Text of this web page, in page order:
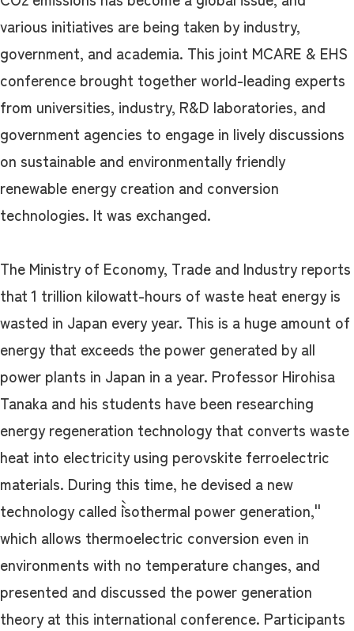
various initiatives are being taken by industry,
government, and academia. This joint MCARE & EHS
conference brought together world-leading experts
from universities, industry, R&D laboratories, and
government agencies to engage in lively discussions
on sustainable and environmentally friendly
renewable energy creation and conversion
technologies. It was exchanged.
The Ministry of Economy, Trade and Industry reports
that 1 trillion kilowatt-hours of waste heat energy is
wasted in Japan every year. This is a huge amount of
energy that exceeds the power generated by all
power plants in Japan in a year. Professor Hirohisa
Tanaka and his students have been researching
energy regeneration technology that converts waste
heat into electricity using perovskite ferroelectric
materials. During this time, he devised a new
technology called ``isothermal power generation,''
which allows thermoelectric conversion even in
environments with no temperature changes, and
presented and discussed the power generation
theory at this international conference. Participants